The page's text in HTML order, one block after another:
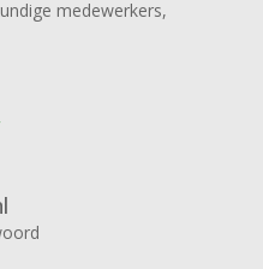
medewerkers,